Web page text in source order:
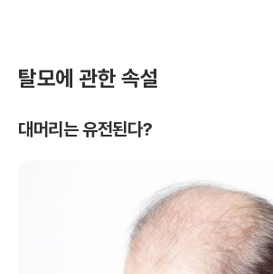
탈모에 관한 속설
대머리는 유전된다?